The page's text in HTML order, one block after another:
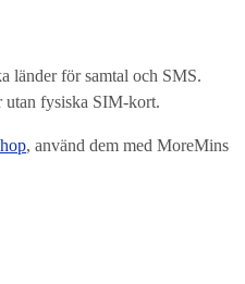
länder för samtal och SMS.
utan fysiska SIM-kort.
, använd dem med MoreMins